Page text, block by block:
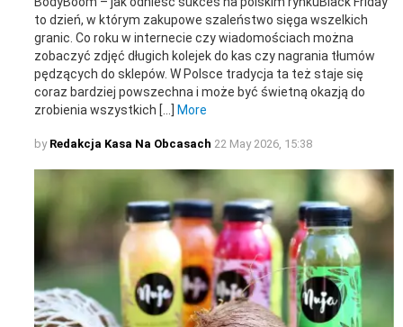
to dzień, w którym zakupowe szaleństwo sięga wszelkich
granic. Co roku w internecie czy wiadomościach można
zobaczyć zdjęć długich kolejek do kas czy nagrania tłumów
pędzących do sklepów. W Polsce tradycja ta też staje się
coraz bardziej powszechna i może być świetną okazją do
zrobienia wszystkich […]
More
by Redakcja Kasa Na Obcasach 22 May 2026, 15:38